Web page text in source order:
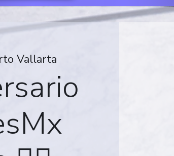
Vallarta